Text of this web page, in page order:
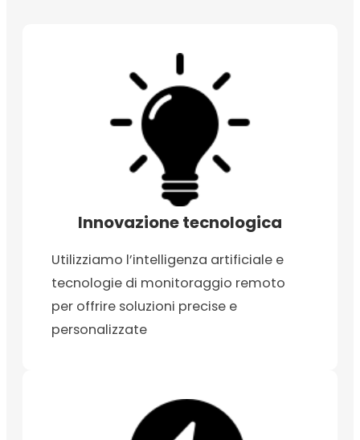
Innovazione tecnologica
Utilizziamo l’intelligenza artificiale e
tecnologie di monitoraggio remoto
per offrire soluzioni precise e
personalizzate